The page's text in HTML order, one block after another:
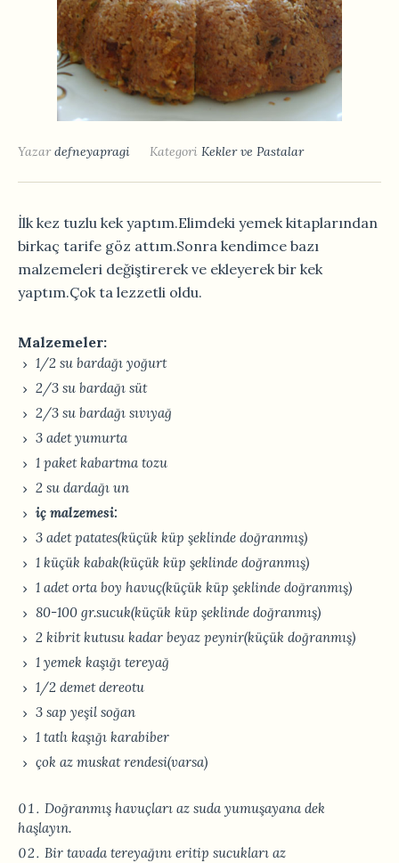
Yazardefneyapragi Kategori Kekler ve Pastalar
İlk kez tuzlu kek yaptım.Elimdeki yemek kitaplarından
birkaç tarife göz attım.Sonra kendimce bazı
malzemeleri değiştirerek ve ekleyerek bir kek
yaptım.Çok ta lezzetli oldu.
Malzemeler:
1/2 su bardağı yoğurt
2/3 su bardağı süt
2/3 su bardağı sıvıyağ
3 adet yumurta
1 paket kabartma tozu
2 su dardağı un
iç malzemesi:
3 adet patates(küçük küp şeklinde doğranmış)
1 küçük kabak(küçük küp şeklinde doğranmış)
1 adet orta boy havuç(küçük küp şeklinde doğranmış)
80-100 gr.sucuk(küçük küp şeklinde doğranmış)
2 kibrit kutusu kadar beyaz peynir(küçük doğranmış)
1 yemek kaşığı tereyağ
1/2 demet dereotu
3 sap yeşil soğan
1 tatlı kaşığı karabiber
çok az muskat rendesi(varsa)
Doğranmış havuçları az suda yumuşayana dek
haşlayın.
Bir tavada tereyağını eritip sucukları az